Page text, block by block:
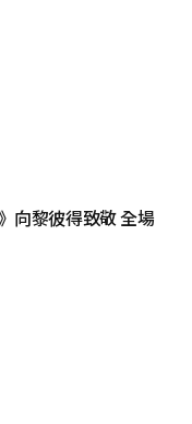
向黎彼得致敬 全場